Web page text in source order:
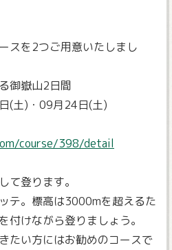
スを2つご用意いたしまし
御嶽山2日間
(土)・09月24日(土)
course/398/detail
て登ります。
テ。標高は3000mを超えるた
付けながら登りましょう。
たい方にはお勧めのコースで